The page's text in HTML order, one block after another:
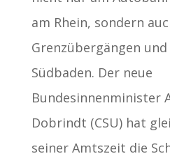
am Rhein, sondern
Grenzübergängen
Südbaden. Der neue
Bundesinnenminister
Dobrindt (CSU) hat
seiner Amtszeit die